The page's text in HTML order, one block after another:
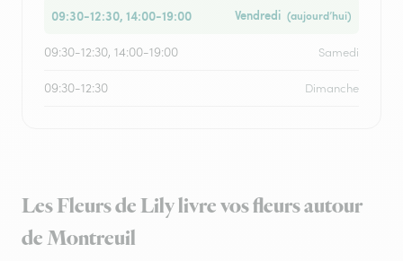
09:30-12:30, 14:00-19:00 Vendredi (aujourd’hui)
09:30-12:30, 14:00-19:00 Samedi
09:30-12:30 Dimanche
Les Fleurs de Lily livre vos fleurs autour
de Montreuil